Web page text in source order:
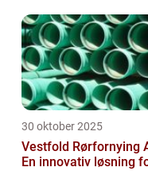
30 oktober 2025
Vestfold Rørfornying
En innovativ løsning